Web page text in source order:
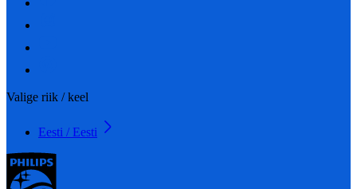
Valige riik / keel
Eesti / Eesti